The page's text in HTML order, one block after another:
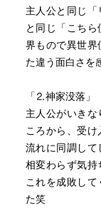
主人公と同じ
と同じ「こち
界もので異世界
た違う面白さを
「⒉神家没落」
主人公がいきな
ころから、受
流れに同調して
相変わらず気持
これを成敗し
た笑